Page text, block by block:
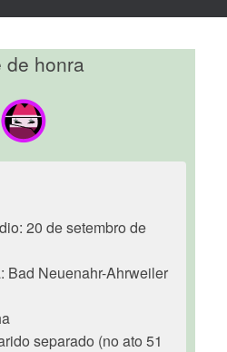
de honra
20 de setembro de
Bad Neuenahr-Ahrweiler
separado (no ato 51